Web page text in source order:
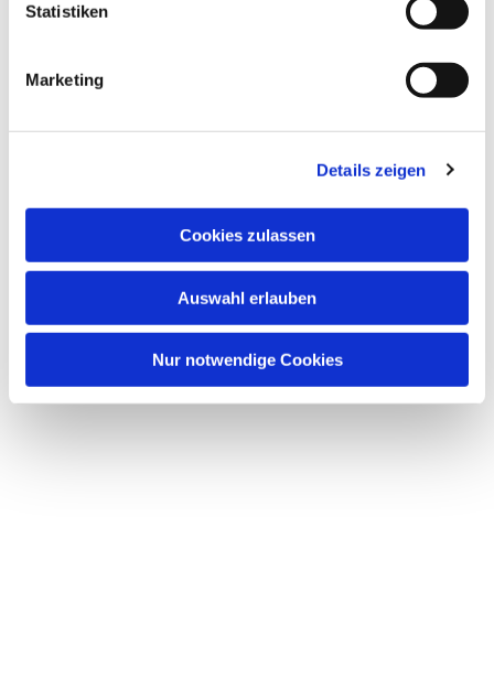
Statistiken
Marketing
Details zeigen
Cookies zulassen
Auswahl erlauben
Nur notwendige Cookies
Dies könnte Sie auch